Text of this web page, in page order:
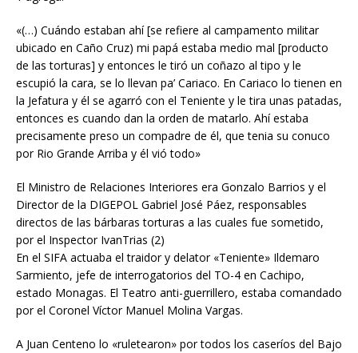
«(…) Cuándo estaban ahí [se refiere al campamento militar
ubicado en Caño Cruz) mi papá estaba medio mal [producto
de las torturas] y entonces le tiró un coñazo al tipo y le
escupió la cara, se lo llevan pa’ Cariaco. En Cariaco lo tienen en
la Jefatura y él se agarró con el Teniente y le tira unas patadas,
entonces es cuando dan la orden de matarlo. Ahí estaba
precisamente preso un compadre de él, que tenia su conuco
por Rio Grande Arriba y él vió todo»
El Ministro de Relaciones Interiores era Gonzalo Barrios y el
Director de la DIGEPOL Gabriel José Páez, responsables
directos de las bárbaras torturas a las cuales fue sometido,
por el Inspector IvanTrias (2)
En el SIFA actuaba el traidor y delator «Teniente» Ildemaro
Sarmiento, jefe de interrogatorios del TO-4 en Cachipo,
estado Monagas. El Teatro anti-guerrillero, estaba comandado
por el Coronel Víctor Manuel Molina Vargas.
A Juan Centeno lo «ruletearon» por todos los caseríos del Bajo